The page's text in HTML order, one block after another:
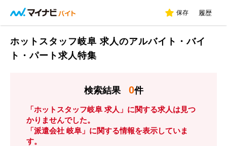
保存 履歴
ホットスタッフ岐阜 求人のアルバイト・バイ
ト・パート求人特集
検索結果 0件
「ホットスタッフ岐阜 求人」に関する求人は見つ
かりませんでした。
「派遣会社 岐阜」に関する情報を表示していま
す。